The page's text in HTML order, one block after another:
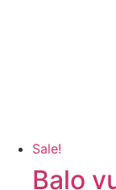
Sale!
Balo